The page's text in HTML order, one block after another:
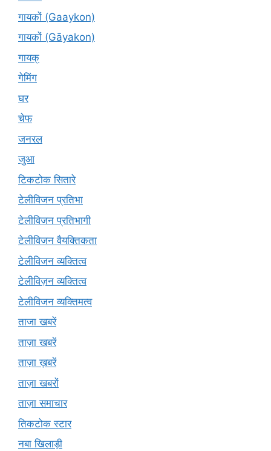
गायकों (Gaaykon)
गायकों (Gāyakon)
गायक्
गेमिंग
घर
चेफ
जनरल
जुआ
टिकटोक सितारे
टेलीविजन प्रतिभा
टेलीविजन प्रतिभागी
टेलीविजन वैयक्तिकता
टेलीविजन व्यक्तित्व
टेलीविज़न व्यक्तित्व
टेलीविजन व्यक्तिमत्व
ताजा खबरें
ताज़ा खबरें
ताज़ा ख़बरें
ताज़ा खबरों
ताज़ा समाचार
तिकटोक स्टार
नबा खिलाड़ी